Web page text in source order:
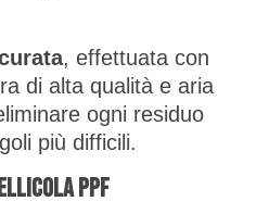
, effettuata con
di alta qualità e aria
ogni residuo
più difficili.
PPF